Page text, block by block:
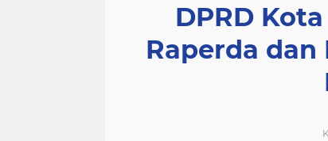
DPRD
Raperda dan